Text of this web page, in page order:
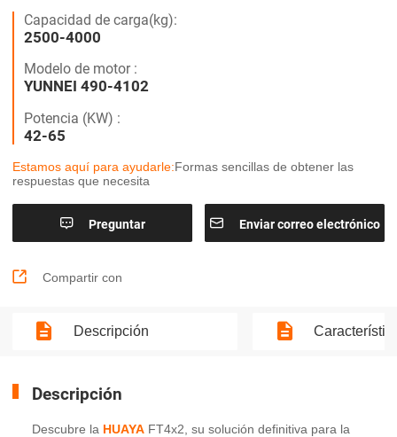
Capacidad de carga(kg):
2500-4000
Modelo de motor :
YUNNEI 490-4102
Potencia (KW) :
42-65
Estamos aquí para ayudarle:Formas sencillas de obtener las
respuestas que necesita
 Preguntar  Enviar correo electrónico
 Compartir con
Descripción
Descripción
Descubre la HUAYA FT4x2, su solución definitiva para la